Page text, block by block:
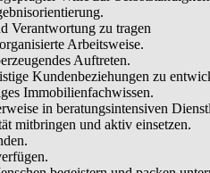
Verantwortung zu tragen
Arbeitsweise.
Auftreten.
Kundenbeziehungen zu
Immobilienfachwissen.
in beratungsintensiven
mitbringen und aktiv einsetzen.